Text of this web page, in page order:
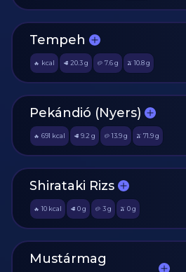
Tempeh
🔥 kcal 🥩 20.3g 🥔 7.6 g 🫒 10.8g
Pekándió (Nyers)
🔥 691 kcal 🥩 9.2 g 🥔 13.9 g 🫒 71.9g
Shirataki Rizs
🔥 10 kcal 🥩 0g 🥔 3 g 🫒 0g
Mustármag